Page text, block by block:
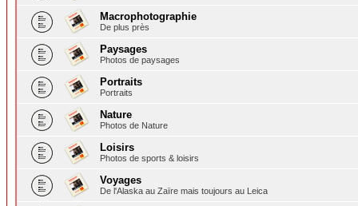
Macrophotographie
De plus près
Paysages
Photos de paysages
Portraits
Portraits
Nature
Photos de Nature
Loisirs
Photos de sports & loisirs
Voyages
De l'Alaska au Zaïre mais toujours au Leica